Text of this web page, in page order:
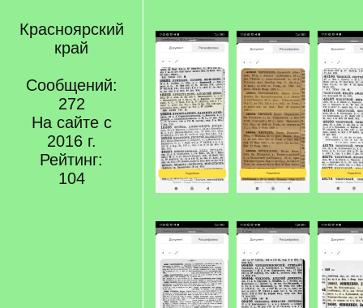
Красноярский
край
Сообщений:
272
На сайте с
2016 г.
Рейтинг:
104